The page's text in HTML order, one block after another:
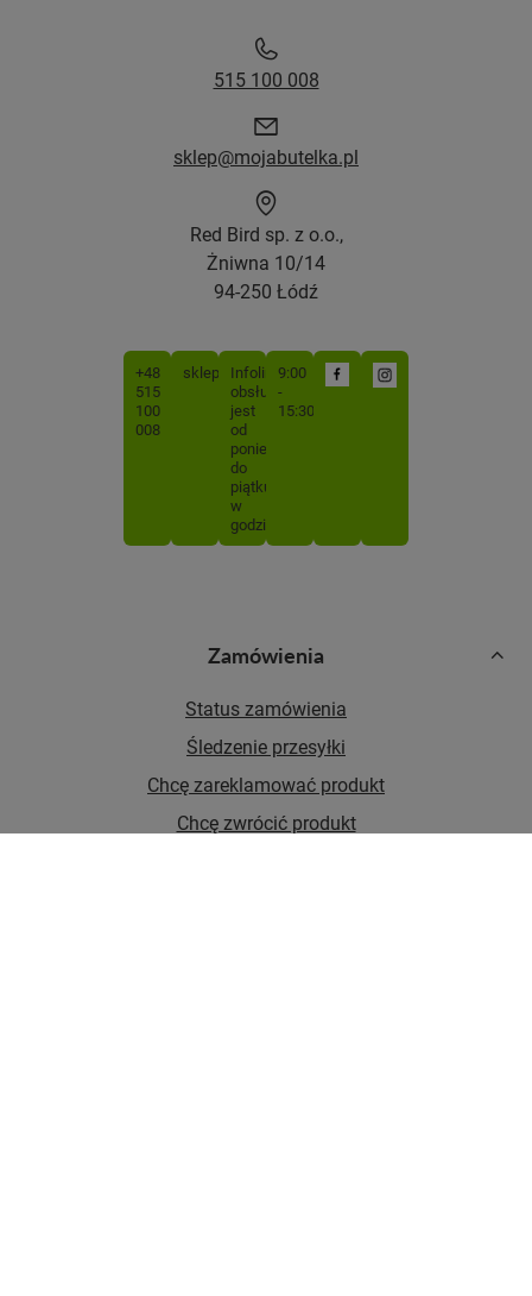
Zamówienia
Status zamówienia
Śledzenie przesyłki
Chcę zareklamować produkt
Chcę zwrócić produkt
515 100 008
sklep@mojabutelka.pl
Red Bird sp. z o.o.,
Żniwna 10/14
94-250 Łódź
+48
515
100
008
sklep@mojabutelka.pl
Infolinia
obsługiwana
jest
od
poniedziałku
do
piątku
w
godzinach
9:00
-
15:30